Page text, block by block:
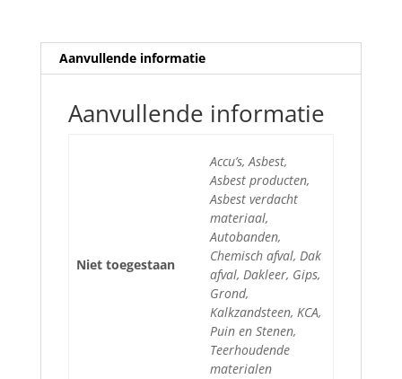
Aanvullende informatie
Aanvullende informatie
Niet toegestaan
Accu’s, Asbest,
Asbest producten,
Asbest verdacht
materiaal,
Autobanden,
Chemisch afval, Dak
afval, Dakleer, Gips,
Grond,
Kalkzandsteen, KCA,
Puin en Stenen,
Teerhoudende
materialen